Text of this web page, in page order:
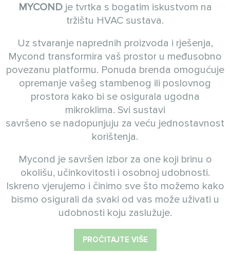
MYCONDje tvrtka s bogatim iskustvom na
tržištu HVAC sustava.
Uz stvaranje naprednih proizvoda i rješenja,
Mycond transformira vaš prostor u međusobno
povezanu platformu. Ponuda brenda omogućuje
opremanje vašeg stambenog ili poslovnog
prostora kako bi se osigurala ugodna
mikroklima. Svi sustavi
savršeno se nadopunjuju za veću jednostavnost
korištenja.
Mycond je savršen izbor za one koji brinu o
okolišu, učinkovitosti i osobnoj udobnosti.
Iskreno vjerujemo i činimo sve što možemo kako
bismo osigurali da svaki od vas može uživati u
udobnosti koju zaslužuje.
PROČITAJTE VIŠE